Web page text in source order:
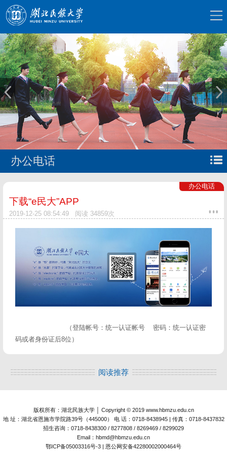
办公电话
办公电话
下载“e民大”APP
2019-12-25 08:54:49 阅读 34859次
（登陆帐号：统一认证帐号 密码：统一认证密
码或者身份证后8位）
阅读推荐
版权所有：湖北民族大学 │ Copyright © 2019 www.hbmzu.edu.cn
地 址：湖北省恩施市学院路39号（445000） 电 话：0718-8438945 | 传真：0718-8437832
招生咨询：0718-8438300 / 8277808 / 8269469 / 8299029
Email：hbmd@hbmzu.edu.cn
鄂ICP备05003316号-3 | 恩公网安备42280002000464号